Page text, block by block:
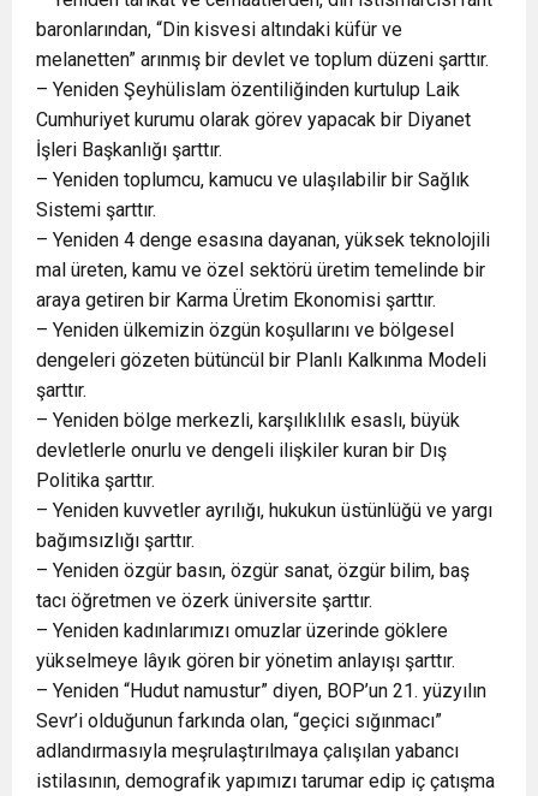
baronlarından, “Din kisvesi altındaki küfür ve
melanetten” arınmış bir devlet ve toplum düzeni şarttır.
– Yeniden Şeyhülislam özentiliğinden kurtulup Laik
Cumhuriyet kurumu olarak görev yapacak bir Diyanet
İşleri Başkanlığı şarttır.
– Yeniden toplumcu, kamucu ve ulaşılabilir bir Sağlık
Sistemi şarttır.
– Yeniden 4 denge esasına dayanan, yüksek teknolojili
mal üreten, kamu ve özel sektörü üretim temelinde bir
araya getiren bir Karma Üretim Ekonomisi şarttır.
– Yeniden ülkemizin özgün koşullarını ve bölgesel
dengeleri gözeten bütüncül bir Planlı Kalkınma Modeli
şarttır.
– Yeniden bölge merkezli, karşılıklılık esaslı, büyük
devletlerle onurlu ve dengeli ilişkiler kuran bir Dış
Politika şarttır.
– Yeniden kuvvetler ayrılığı, hukukun üstünlüğü ve yargı
bağımsızlığı şarttır.
– Yeniden özgür basın, özgür sanat, özgür bilim, baş
tacı öğretmen ve özerk üniversite şarttır.
– Yeniden kadınlarımızı omuzlar üzerinde göklere
yükselmeye lâyık gören bir yönetim anlayışı şarttır.
– Yeniden “Hudut namustur” diyen, BOP’un 21. yüzyılın
Sevr’i olduğunun farkında olan, “geçici sığınmacı”
adlandırmasıyla meşrulaştırılmaya çalışılan yabancı
istilasının, demografik yapımızı tarumar edip iç çatışma